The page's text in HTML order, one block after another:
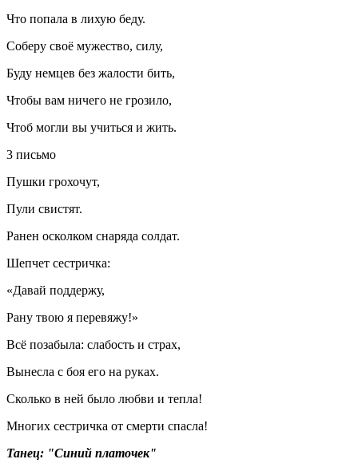
Что попала в лихую беду.
Соберу своё мужество, силу,
Буду немцев без жалости бить,
Чтобы вам ничего не грозило,
Чтоб могли вы учиться и жить.
3 письмо
Пушки грохочут,
Пули свистят.
Ранен осколком снаряда солдат.
Шепчет сестричка:
«Давай поддержу,
Рану твою я перевяжу!»
Всё позабыла: слабость и страх,
Вынесла с боя его на руках.
Сколько в ней было любви и тепла!
Многих сестричка от смерти спасла!
Танец: "Синий платочек"